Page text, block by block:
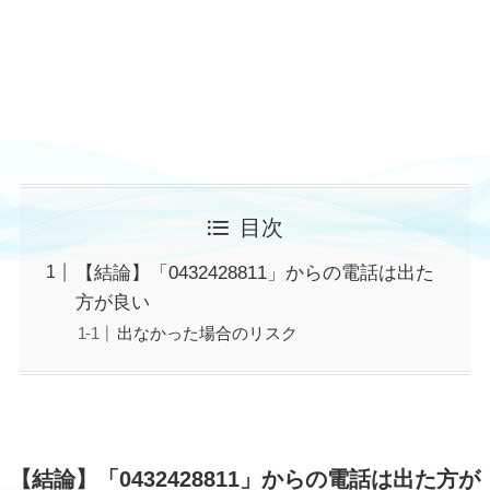
目次
【結論】「0432428811」からの電話は出た
方が良い
出なかった場合のリスク
【結論】「0432428811」からの電話は出た方が